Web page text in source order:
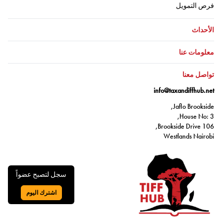
فرص التمويل
الأحداث
معلومات عنا
اذهب إلى:
تواصل معنا
info@taxandiffhub.net
Jaflo Brookside,
House No: 3,
106 Brookside Drive,
Westlands Nairobi
سجل لتصبح عضواً
اذهب إلى:
اشترك اليوم